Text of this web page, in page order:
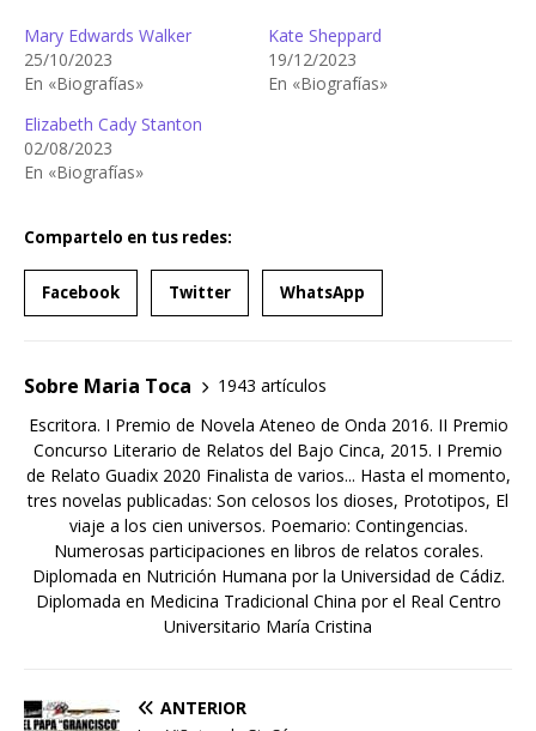
Mary Edwards Walker
25/10/2023
En «Biografías»
Kate Sheppard
19/12/2023
En «Biografías»
Elizabeth Cady Stanton
02/08/2023
En «Biografías»
Compartelo en tus redes:
Facebook Twitter WhatsApp
Sobre Maria Toca
1943 artículos
Escritora. I Premio de Novela Ateneo de Onda 2016. II Premio
Concurso Literario de Relatos del Bajo Cinca, 2015. I Premio
de Relato Guadix 2020 Finalista de varios... Hasta el momento,
tres novelas publicadas: Son celosos los dioses, Prototipos, El
viaje a los cien universos. Poemario: Contingencias.
Numerosas participaciones en libros de relatos corales.
Diplomada en Nutrición Humana por la Universidad de Cádiz.
Diplomada en Medicina Tradicional China por el Real Centro
Universitario María Cristina
ANTERIOR